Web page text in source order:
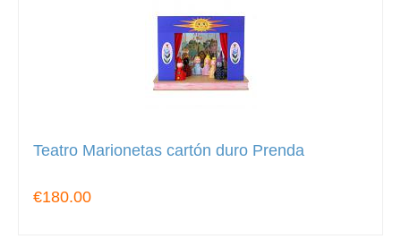
Teatro Marionetas cartón duro Prenda
€180.00